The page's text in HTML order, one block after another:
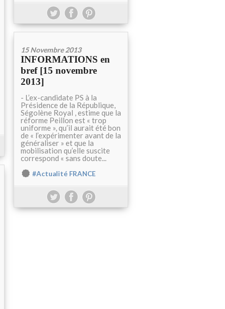
15 Novembre 2013
INFORMATIONS en
bref [15 novembre
2013]
- L’ex-candidate PS à la
Présidence de la République,
Ségolène Royal , estime que la
réforme Peillon est « trop
uniforme », qu’il aurait été bon
de « l’expérimenter avant de la
généraliser » et que la
mobilisation qu’elle suscite
correspond « sans doute...
#Actualité FRANCE